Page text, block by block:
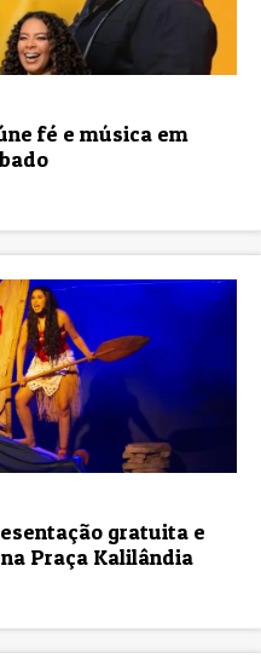
fé e música em
gratuita e
Praça Kalilândia